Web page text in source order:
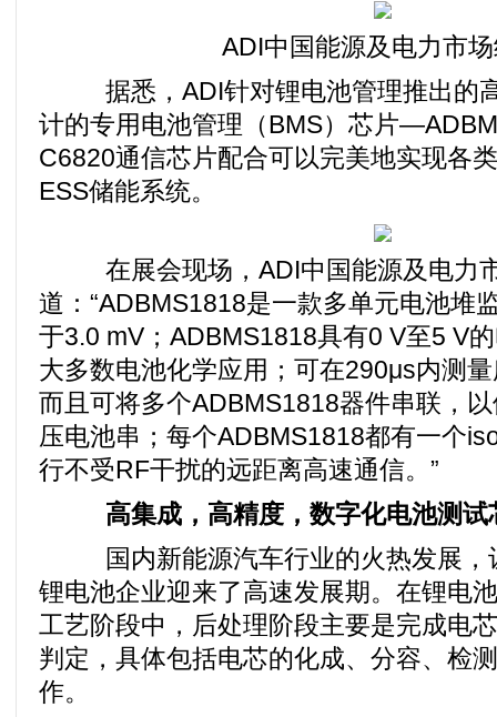
ADI中国能源及电力市场
据悉，ADI针对锂电池管理推出的
计的专用电池管理（BMS）芯片
C6820通信芯片配合可以完美地实现各
ESS储能系统。
在展会现场，ADI中国能源及电力
道：“ADBMS1818是一款多单元电池堆
于3.0 mV；ADBMS1818具有0 V至5 V
大多数电池化学应用；可在290μs内测
而且可将多个ADBMS1818器件串联，
压电池串；每个ADBMS1818都有一个
行不受RF干扰的远距离高速通信。”
高集成，高精度，数字化电池测试
国内新能源汽车行业的火热发展，
锂电池企业迎来了高速发展期。在锂电
工艺阶段中，后处理阶段主要是完成电
判定，具体包括电芯的化成、分容、检
作。